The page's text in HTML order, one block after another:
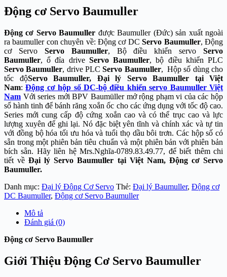
Động cơ Servo Baumuller
Động cơ Servo Baumuller được Baumuller (Đức) sản xuất ngoài
ra baumuller con chuyên về: Động cơ DCServo Baumuller, Động
cơ Servo Servo Baumuller, Bộ điều khiển servo Servo
Baumuller, ổ đỉa drive Servo Baumuller, bộ điều khiển PLC
Servo Baumuller, drive PLCServo Baumuller, Hộp số dùng cho
tốc độServo Baumuller, Đại lý Servo Baumuller tại Việt
Nam:Động cơ hộp số DC-bộ điều khiển servo Baumuller Việt
Nam Với series mới BPV Baumüller mở rộng phạm vi của các hộp
số hành tinh để bánh răng xoắn ốc cho các ứng dụng với tốc độ cao.
Series mới cung cấp độ cứng xoắn cao và có thể trục cao và lực
lượng xuyên để ghi lại. Nó đặc biệt yên tĩnh và chính xác và tự tin
với đồng bộ hóa tối ưu hóa và tuổi thọ dầu bôi trơn. Các hộp số có
sẵn trong một phiên bản tiêu chuẩn và một phiên bản với phiên bản
bích sẵn. Hãy liên hệ Mrs.Nghĩa-0789.83.49.77, để biết thêm chi
tiết vềĐại lý Servo Baumuller tại Việt Nam, Động cơ Servo
Baumuller.
Danh mục: Đại lý Động Cơ Servo Thẻ: Đại lý Baumuller, Động cơ
DC Baumuller, Động cơ Servo Baumuller
Mô tả
Đánh giá (0)
Động cơ Servo Baumuller
Giới Thiệu Động Cơ Servo Baumuller